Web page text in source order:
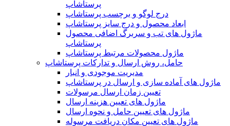
پرستاشاپ
درج لوگو و برچسب پرستاشاپ
ابعاد محصول و درج سایز پرستاشاپ
ماژول های تب و سربرگ اضافی محصول
پرستاشاپ
ماژول محصولات مرتبط پرستاشاپ
حامل، روش ارسال و تدارکات پرستاشاپ
مدیریت موجودی و انبار
ماژول های آماده سازی و ارسال در پرستاشاپ
تعیین زمان ارسال مرسولات
ماژول های تعیین هزینه ارسال
ماژول های تعیین حامل و نحوه ارسال
ماژول های تعیین مکان دریافت مرسوله